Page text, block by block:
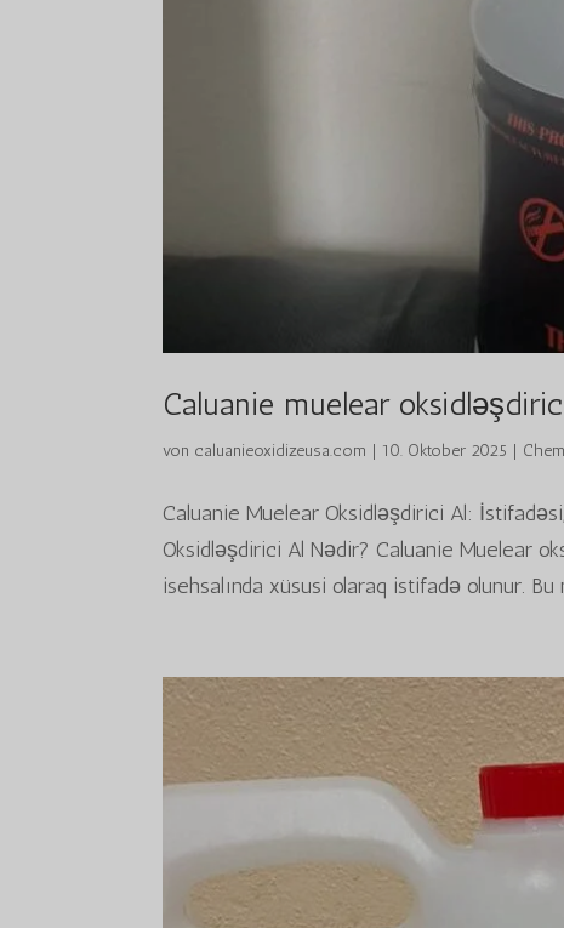
Caluanie muelear
von caluanieoxidizeusa.com | 10. Oktober 2025 |
Caluanie Muelear Oksidləşdirici Al:
Oksidləşdirici Al Nədir? Caluanie Muelear
isehsalında xüsusi olaraq istifadə olunur. Bu